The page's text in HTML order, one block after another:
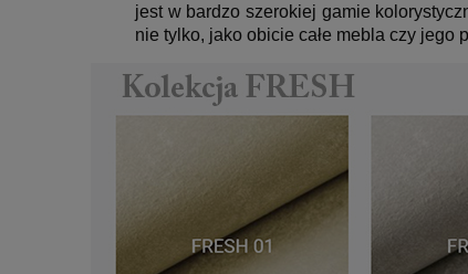
jest w bardzo szerokiej gamie
nie tylko, jako obicie całe mebla czy jego